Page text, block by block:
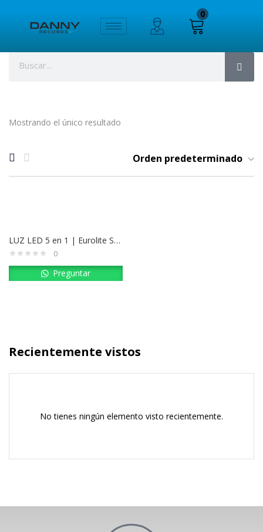
0
Mostrando el único resultado
Orden predeterminado
LUZ LED 5 en 1 | Eurolite SPG610A
0
Preguntar
Recientemente vistos
No tienes ningún elemento visto recientemente.